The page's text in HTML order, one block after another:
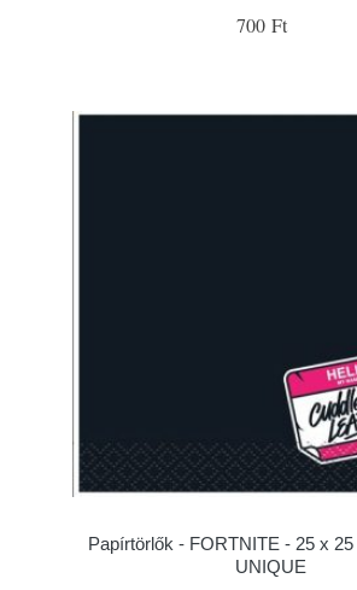
700 Ft
Papírtörlők - FORTNITE - 25 x
UNIQUE